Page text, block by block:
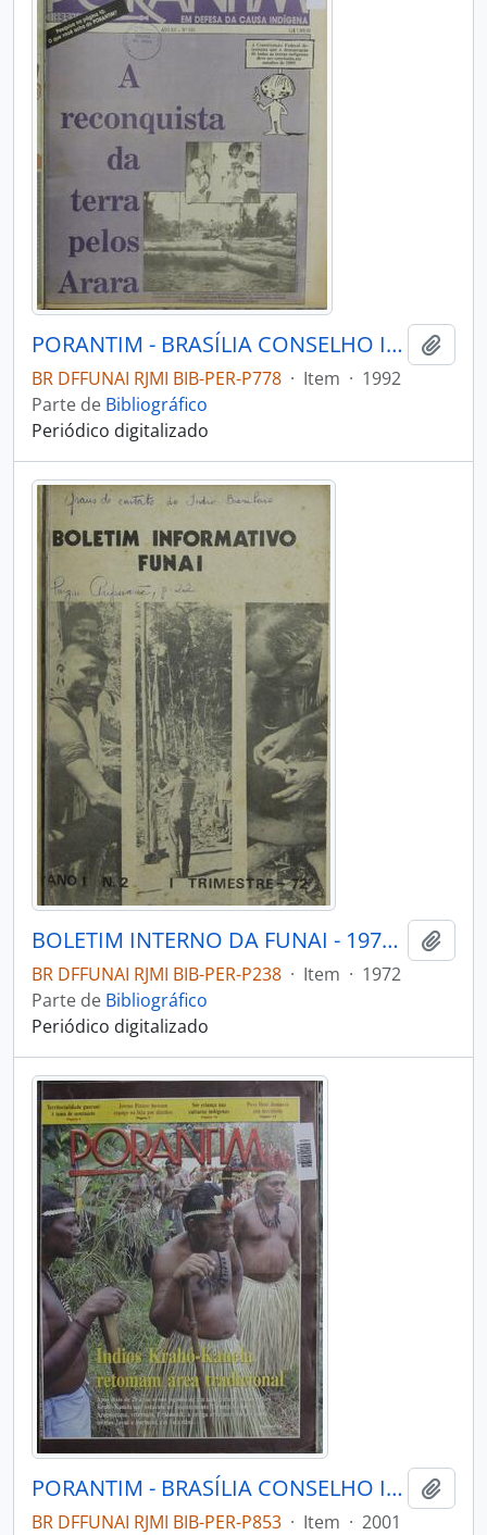
PORANTIM - BRASÍLIA CONSELHO INDIGENISTA MISSIONÁRIO - 1992 - Nº152
BR DFFUNAI RJMI BIB-PER-P778 · Item · 1992
Parte de Bibliográfico
Periódico digitalizado
BOLETIM INTERNO DA FUNAI - 1972 - Nº02
BR DFFUNAI RJMI BIB-PER-P238 · Item · 1972
Parte de Bibliográfico
Periódico digitalizado
PORANTIM - BRASÍLIA CONSELHO INDIGENISTA MISSIONÁRIO - 2001 - Nº239
BR DFFUNAI RJMI BIB-PER-P853 · Item · 2001